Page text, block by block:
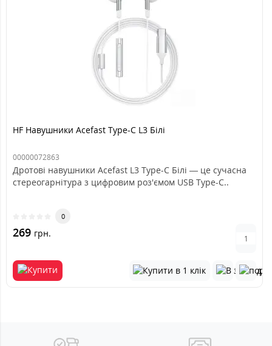
HF Навушники Acefast Type-C L3 Білі
00000072863
Дротові навушники Acefast L3 Type-C Білі — це сучасна
стереогарнітура з цифровим роз'ємом USB Type-C..
0
269 грн.